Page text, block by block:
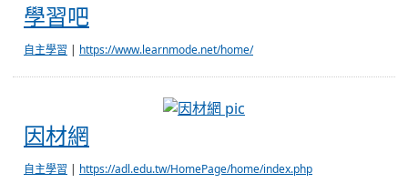
學習吧
自主學習 https://www.learnmode.net/home/
因材網
自主學習 | https://adl.edu.tw/HomePage/home/index.php